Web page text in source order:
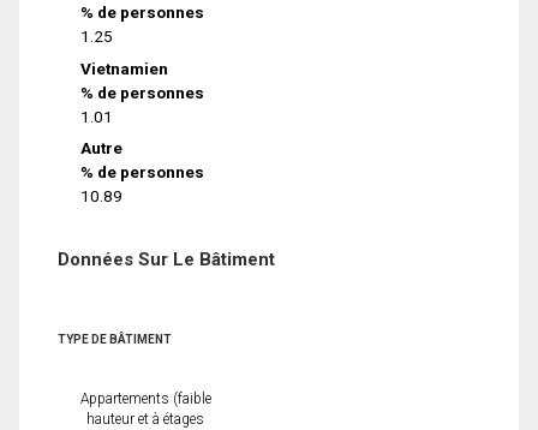
% de personnes
1.25
Vietnamien
% de personnes
1.01
Autre
% de personnes
10.89
Données Sur Le Bâtiment
TYPE DE BÂTIMENT
Appartements (faible
hauteur et à étages